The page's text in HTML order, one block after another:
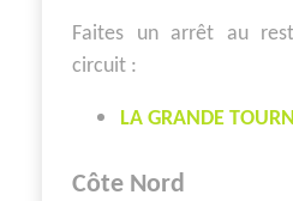
Faites un arrêt au
circuit :
LA GRANDE
Côte Nord